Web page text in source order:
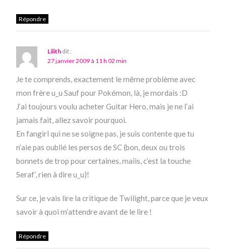
Répondre
Lilith dit :
27 janvier 2009 à 11 h 02 min
Je te comprends, exactement le même problème avec
mon frère u_u Sauf pour Pokémon, là, je mordais :D
J’ai toujours voulu acheter Guitar Hero, mais je ne l’ai
jamais fait, allez savoir pourquoi.
En fangirl qui ne se soigne pas, je suis contente que tu
n’aie pas oublié les persos de SC (bon, deux ou trois
bonnets de trop pour certaines, maiis, c’est la touche
Seraf’, rien à dire u_u)!
Sur ce, je vais lire la critique de Twilight, parce que je veux
savoir à quoi m’attendre avant de le lire !
Répondre